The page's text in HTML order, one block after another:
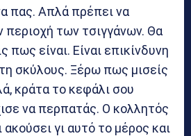
πας. Απλά πρέπει να
περιοχή των τσιγγάνων. Θα
πως είναι. Είναι επικίνδυνη
σκύλους. Ξέρω πως μισείς
κράτα το κεφάλι σου
να περπατάς. Ο κολλητός
ακούσει γι αυτό το μέρος και